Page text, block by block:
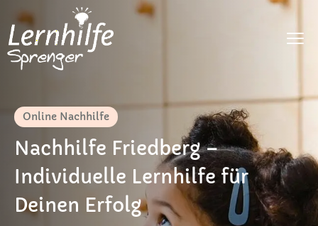
LRS
Dyskalkulie
DaF
Preise
Online Nachhilfe
Nachhilfe Friedberg –
Individuelle Lernhilfe für
Deinen Erfolg